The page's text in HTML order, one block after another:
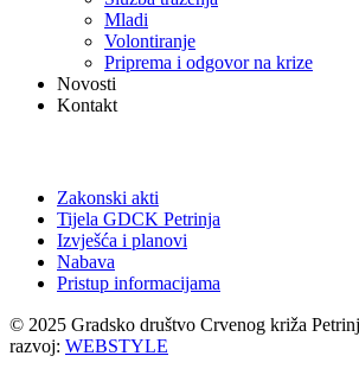
Mladi
Volontiranje
Priprema i odgovor na krize
Novosti
Kontakt
Zakonski akti
Tijela GDCK Petrinja
Izvješća i planovi
Nabava
Pristup informacijama
© 2025 Gradsko društvo Crvenog križa
razvoj: WEBSTYLE